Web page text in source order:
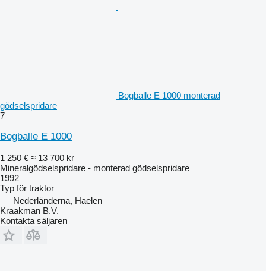
Bogballe E 1000 monterad
gödselspridare
7
Bogballe E 1000
1 250 € ≈ 13 700 kr
Mineralgödselspridare - monterad gödselspridare
1992
Typ för traktor
Nederländerna, Haelen
Kraakman B.V.
Kontakta säljaren